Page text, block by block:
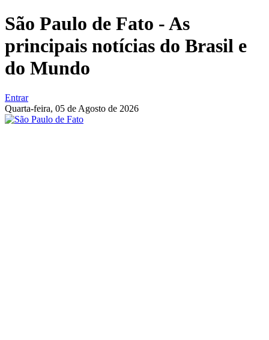
São Paulo de Fato - As
principais notícias do Brasil e
do Mundo
Entrar
Quarta-feira, 05 de Agosto de 2026